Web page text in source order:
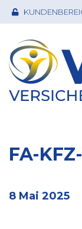
FA-
8 Mai 2025